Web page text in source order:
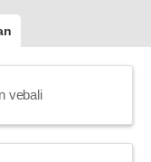
vebali